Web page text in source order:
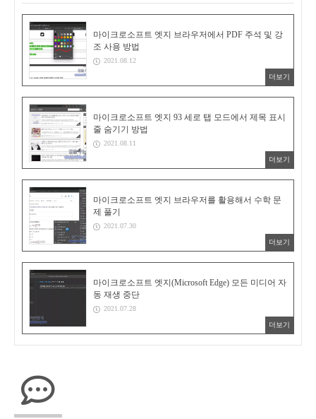
마이크로소프트 엣지 브라우저에서 PDF 주석 및 강
조 사용 방법
2021.08.12
더보기
마이크로소프트 엣지 93 세로 탭 모드에서 제목 표시
줄 숨기기 방법
2021.08.11
더보기
마이크로소프트 엣지 브라우저를 활용해서 수학 문
제 풀기
2021.07.30
더보기
마이크로소프트 엣지(Microsoft Edge) 모든 미디어 자
동 재생 중단
2021.07.28
더보기